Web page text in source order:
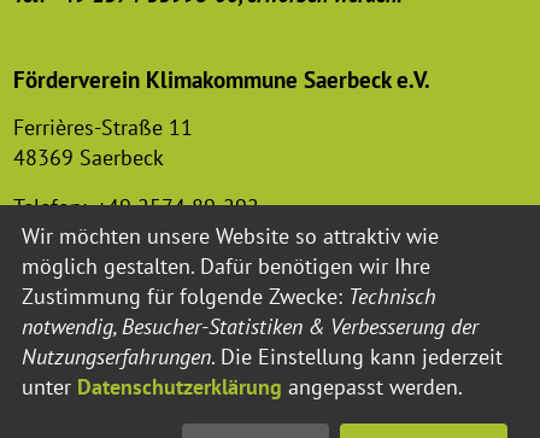
Förderverein Klimakommune Saerbeck e.V.
Ferrières-Straße 11
48369 Saerbeck
Telefon: +49 2574 89-292
Email: foerderverein-klimakommune@saerbeck.de
Datenschutzerklärung Barrierefreiheit
Wir möchten unsere Website so attraktiv wie
möglich gestalten. Dafür benötigen wir Ihre
Zustimmung für folgende Zwecke: Technisch
notwendig, Besucher-Statistiken & Verbesserung der
Nutzungserfahrungen. Die Einstellung kann jederzeit
unter Datenschutzerklärung angepasst werden.